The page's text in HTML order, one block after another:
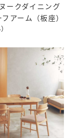
ークダイニング
アーム（板座）